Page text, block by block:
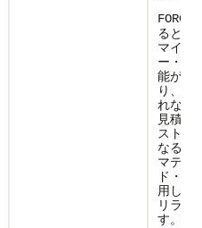
FORCE
ると、
マイザ
ー・リ
能が有
り、リ
れない
見積り
ストの
なる場
マテリ
ド・ビ
用して
リライ
す。